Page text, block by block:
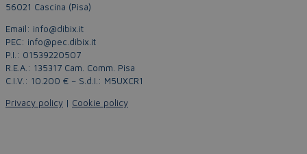
56021 Cascina (Pisa)
Email: info@dibix.it
PEC: info@pec.dibix.it
P.I.: 01539220507
R.E.A.: 135317 Cam. Comm. Pisa
C.I.V.: 10.200 € – S.d.I.: M5UXCR1
Privacy policy | Cookie policy